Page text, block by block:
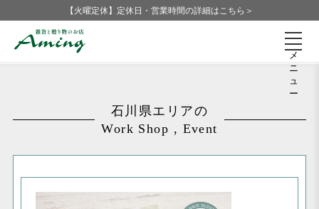
【火曜定休】定休日・営業時間の詳細はこちら＞
メ
ニ
ュ
ー
石川県エリアの
Work Shop , Event